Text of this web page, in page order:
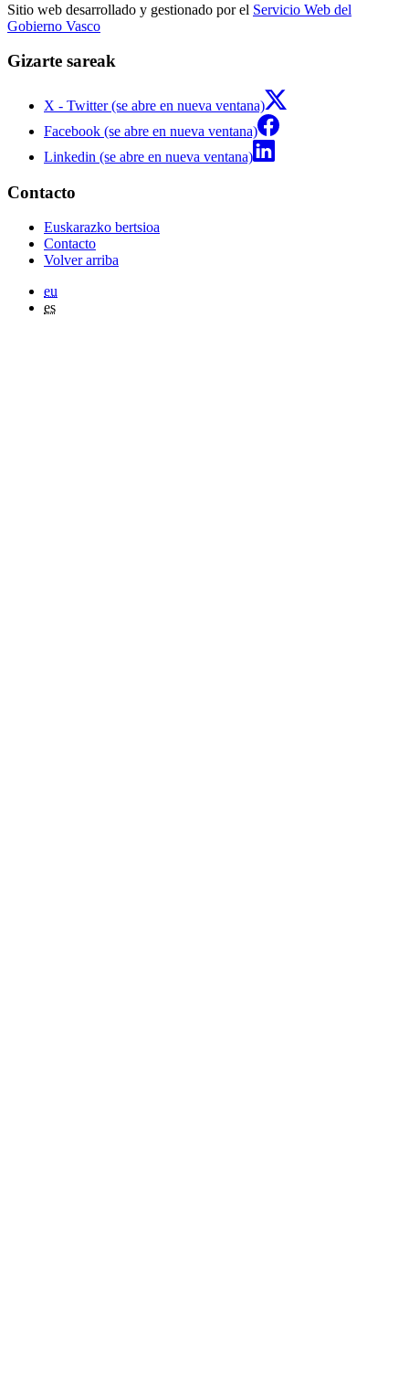
Sitio web desarrollado y gestionado por el Servicio Web del
Gobierno Vasco
Gizarte sareak
X - Twitter (se abre en nueva ventana)
Facebook (se abre en nueva ventana)
Linkedin (se abre en nueva ventana)
Contacto
Euskarazko bertsioa
Contacto
Volver arriba
eu
es